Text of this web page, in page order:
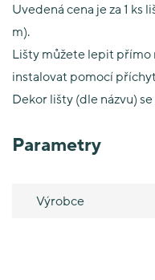
Uvedená cena je za 1 ks
m).
Lišty můžete lepit přímo
instalovat pomocí
Dekor lišty (dle názvu)
Parametry
Výrobce